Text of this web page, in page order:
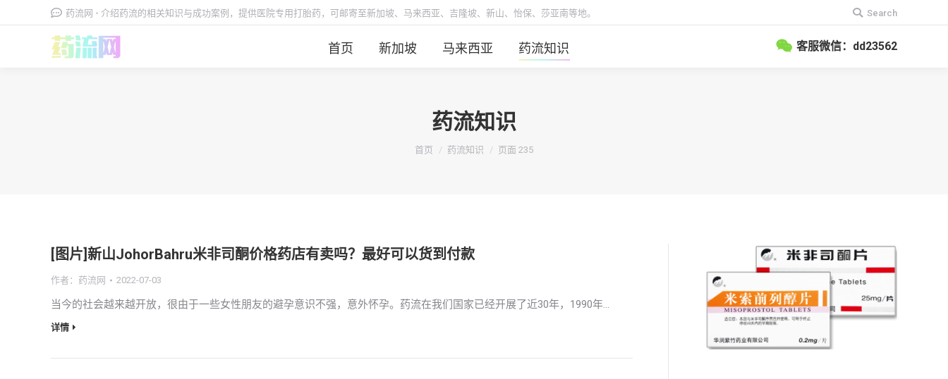
药流网 - 介绍药流的相关知识与成功案例，提供医院专用打胎药，可邮寄至新加坡、马来西亚、吉隆坡、新山、怡保、莎亚南等地。
搜
索：
Search
首页 新加坡 马来西亚 药流知识 客服微信：dd23562
药流知识
你在这里：
首页 药流知识 页面 235
[图片]新山JohorBahru米非司酮价格药店有卖吗？最好可以货到付款
作者： 药流网 2022-07-03
当今的社会越来越开放，很由于一些女性朋友的避孕意识不强，意外怀孕。药流在我们国家已经开展了近30年，1990年…
详情